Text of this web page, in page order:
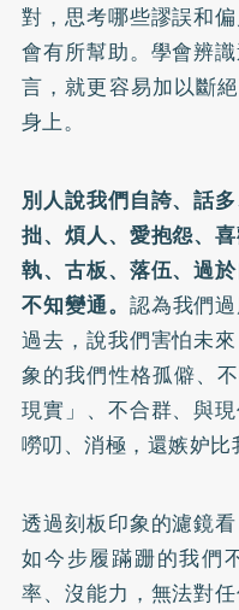
對，思考哪些謬誤和
會有所幫助。學會辨
言，就更容易加以斷
身上。
別人說我們自誇、話
拙、煩人、愛抱怨、
執、古板、落伍、過
不知變通。 認為我們
過去，說我們害怕未
象的我們性格孤僻、
現實」、不合群、與
嘮叨、消極，還嫉妒比
透過刻板印象的濾鏡
如今步履蹣跚的我們
率、沒能力，無法對